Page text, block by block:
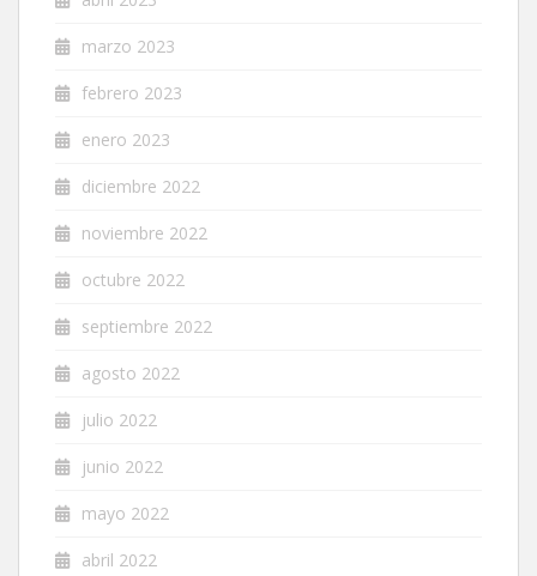
marzo 2023
febrero 2023
enero 2023
diciembre 2022
noviembre 2022
octubre 2022
septiembre 2022
agosto 2022
julio 2022
junio 2022
mayo 2022
abril 2022